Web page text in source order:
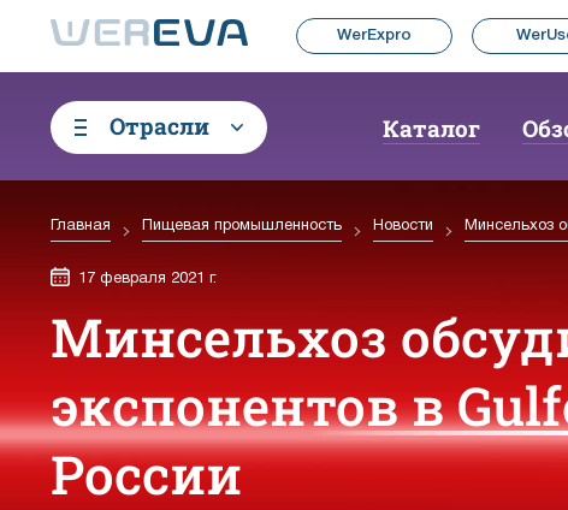
WerExpro
Отрасли Каталог
Главная Пищевая промышленность Новости Минсельхоз
17 февраля 2021 г.
Минсельхоз
экспонентов в
России